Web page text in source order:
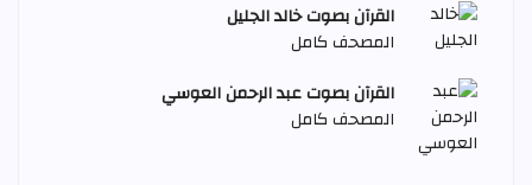
القرآن بصوت خالد الجليل
المصحف كامل
القرآن بصوت عبد الرحمن العوسي
المصحف كامل